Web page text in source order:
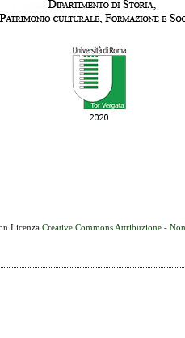
Licenza Creative Commons Attribuzione -